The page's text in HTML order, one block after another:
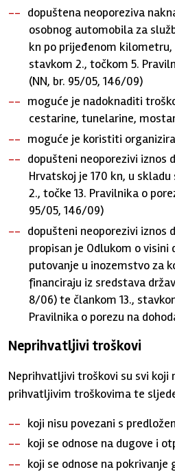
dopuštena neoporeziva
osobnog automobila za
kn po prijeđenom kilometru,
stavkom 2., točkom 5.
(NN, br. 95/05, 146/09)
moguće je nadoknaditi
cestarine, tunelarine,
moguće je koristiti
dopušteni neoporezivi iznos
Hrvatskoj je 170 kn, u
2., točke 13. Pravilnika o
95/05, 146/09)
dopušteni neoporezivi iznos
propisan je Odlukom o visini
putovanje u inozemstvo za
financiraju iz sredstava
8/06) te člankom 13.,
Pravilnika o porezu na
Neprihvatljivi troškovi
Neprihvatljivi troškovi su svi koji
prihvatljivim troškovima te
koji nisu povezani s
koji se odnose na dugove i
koji se odnose na